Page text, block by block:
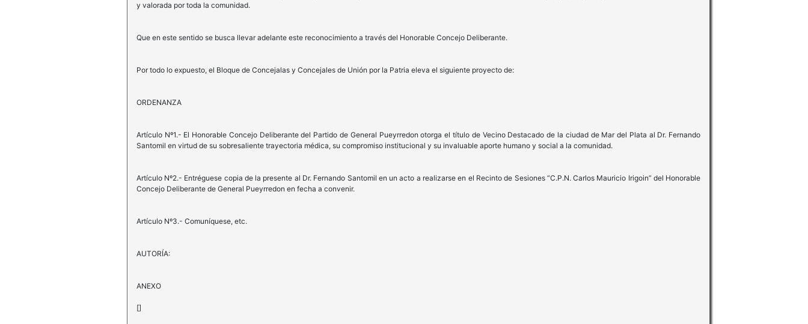
y valorada por toda la comunidad.
Que en este sentido se busca llevar adelante este reconocimiento a través del Honorable Concejo Deliberante.
Por todo lo expuesto, el Bloque de Concejalas y Concejales de Unión por la Patria eleva el siguiente proyecto de:
ORDENANZA
Artículo Nº1.- El Honorable Concejo Deliberante del Partido de General Pueyrredon otorga el título de Vecino Destacado de la ciudad de Mar del Plata al Dr. Fernando
Santomil en virtud de su sobresaliente trayectoria médica, su compromiso institucional y su invaluable aporte humano y social a la comunidad.
Artículo Nº2.- Entréguese copia de la presente al Dr. Fernando Santomil en un acto a realizarse en el Recinto de Sesiones “C.P.N. Carlos Mauricio Irigoin” del Honorable
Concejo Deliberante de General Pueyrredon en fecha a convenir.
Artículo Nº3.- Comuníquese, etc.
AUTORÍA:
ANEXO
[]